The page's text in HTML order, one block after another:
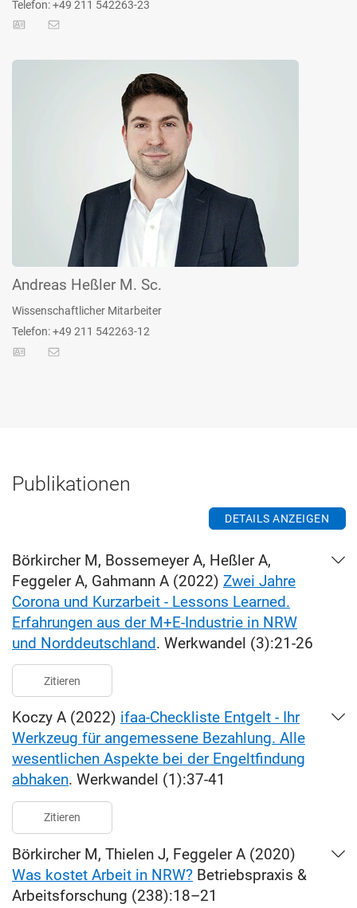
Telefon: +49 211 542263-23
Andreas Heßler M. Sc.
Wissenschaftlicher Mitarbeiter
Telefon: +49 211 542263-12
Publikationen
DETAILS ANZEIGEN
Börkircher M, Bossemeyer A, Heßler A,
Feggeler A, Gahmann A (2022) Zwei Jahre
Corona und Kurzarbeit - Lessons Learned.
Erfahrungen aus der M+E-Industrie in NRW
und Norddeutschland. Werkwandel (3):21-26
Zitieren
Koczy A (2022) ifaa-Checkliste Entgelt - Ihr
Werkzeug für angemessene Bezahlung. Alle
wesentlichen Aspekte bei der Engeltfindung
abhaken. Werkwandel (1):37-41
Zitieren
Börkircher M, Thielen J, Feggeler A (2020)
Was kostet Arbeit in NRW? Betriebspraxis &
Arbeitsforschung (238):18–21